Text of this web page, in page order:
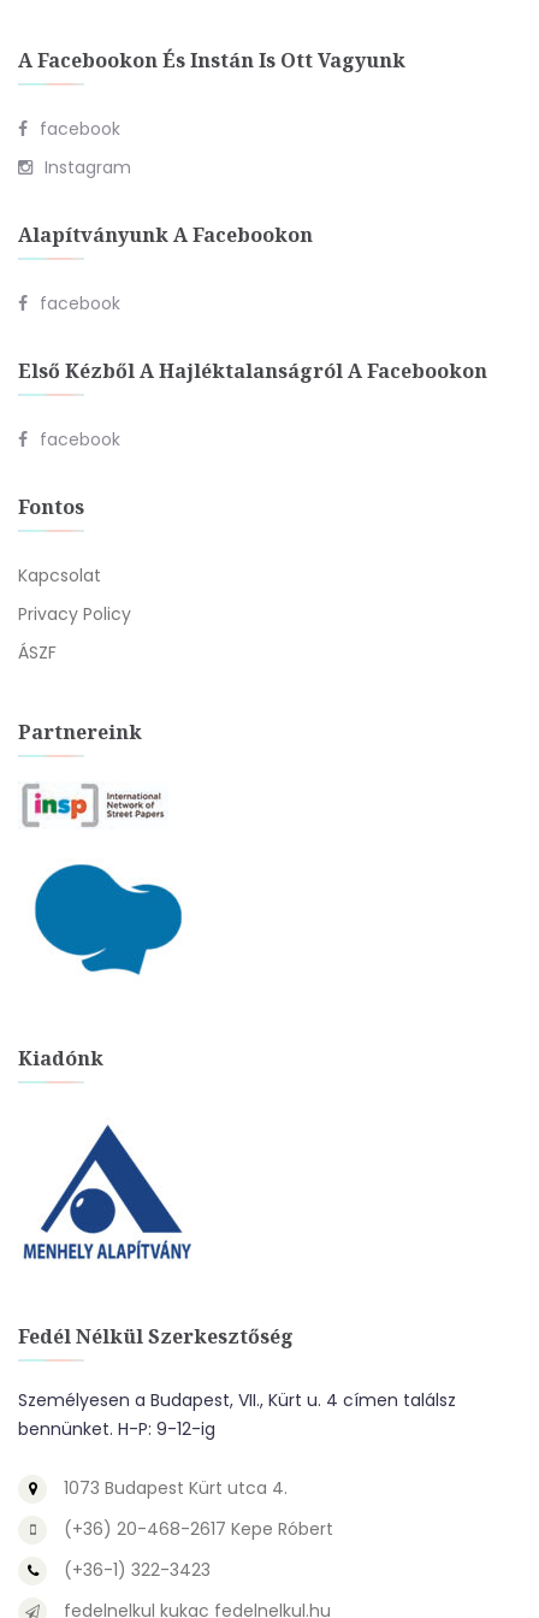
A Facebookon És Instán Is Ott Vagyunk
facebook
Instagram
Alapítványunk A Facebookon
facebook
Első Kézből A Hajléktalanságról A Facebookon
facebook
Fontos
Kapcsolat
Privacy Policy
ÁSZF
Partnereink
Kiadónk
Fedél Nélkül Szerkesztőség
Személyesen a Budapest, VII., Kürt u. 4 címen találsz
bennünket. H-P: 9-12-ig
1073 Budapest Kürt utca 4.
(+36) 20-468-2617 Kepe Róbert
(+36-1) 322-3423
fedelnelkul kukac fedelnelkul.hu